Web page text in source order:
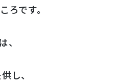
です。
し、